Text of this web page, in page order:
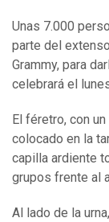
Unas 7.000
parte del
Grammy, para
celebrará el
El féretro, con
colocado en la
capilla ardiente
grupos frente al
Al lado de la